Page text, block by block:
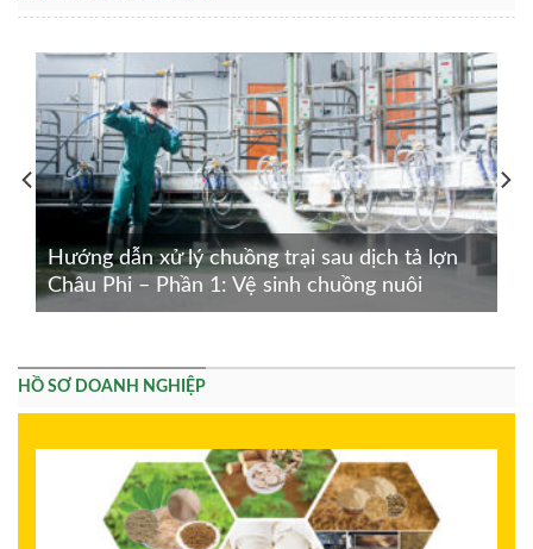
Hướng dẫn xử lý chuồng trại sau dịch tả lợn
Châu Phi – Phần 1: Vệ sinh chuồng nuôi
HỒ SƠ DOANH NGHIỆP